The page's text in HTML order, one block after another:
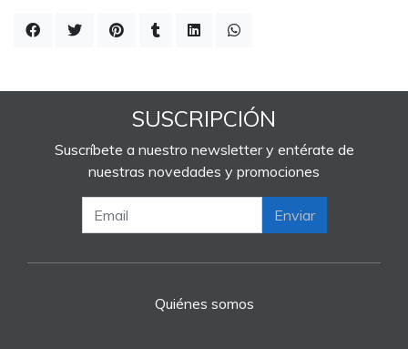
SUSCRIPCIÓN
Suscríbete a nuestro newsletter y entérate de
nuestras novedades y promociones
Enviar
Quiénes somos